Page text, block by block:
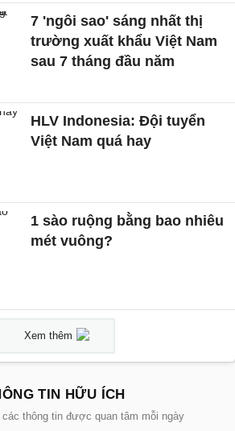
7 'ngôi sao' sáng nhất thị
trường xuất khẩu Việt Nam
sau 7 tháng đầu năm
HLV Indonesia: Đội tuyển
Việt Nam quá hay
1 sào ruộng bằng bao nhiêu
mét vuông?
Xem thêm
TIN HỮU ÍCH
các thông tin được quan tâm mỗi ngày